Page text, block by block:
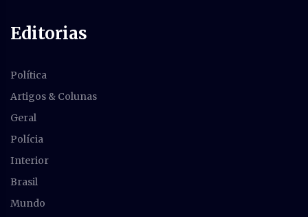
Editorias
Política
Artigos & Colunas
Geral
Polícia
Interior
Brasil
Mundo